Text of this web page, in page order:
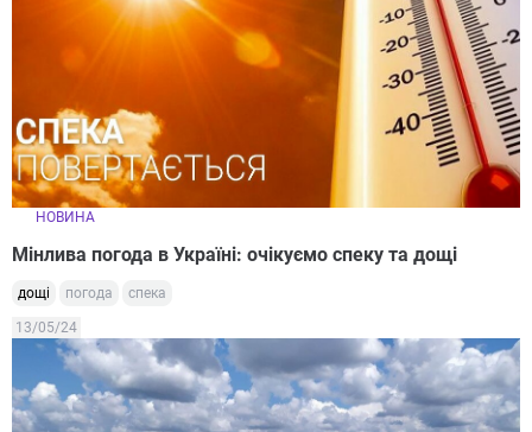
НОВИНА
Мінлива погода в Україні: очікуємо спеку та дощі
дощі погода спека
13/05/24